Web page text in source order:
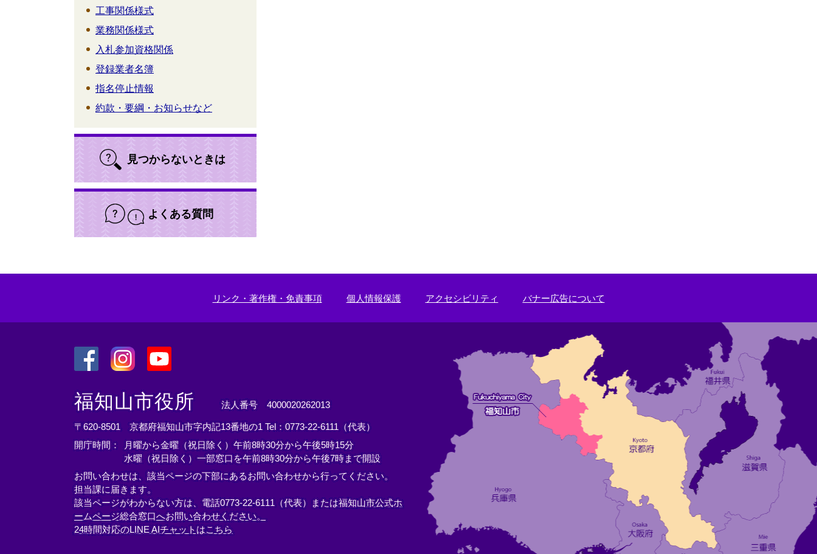
工事関係様式
業務関係様式
入札参加資格関係
登録業者名簿
指名停止情報
約款・要綱・お知らせなど
見つからないときは
よくある質問
リンク・著作権・免責事項 個人情報保護 アクセシビリティ バナー広告について
外
部
リ
ン
ク
外
部
リ
ン
ク
外
部
リ
ン
ク
＞
福知山市役所 法人番号 4000020262013
〒620-8501 京都府福知山市字内記13番地の1 Tel：0773-22-6111（代表）
開庁時間： 月曜から金曜（祝日除く）午前8時30分から午後5時15分
水曜（祝日除く）一部窓口を午前8時30分から午後7時まで開設
お問い合わせは、該当ページの下部にあるお問い合わせから行ってください。
担当課に届きます。
該当ページがわからない方は、電話0773-22-6111（代表）または福知山市公式ホ
ームページ総合窓口へお問い合わせください。
24時間対応のLINE AIチャットはこちら